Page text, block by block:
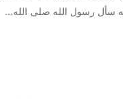
سأل رسول الله صلى الله…